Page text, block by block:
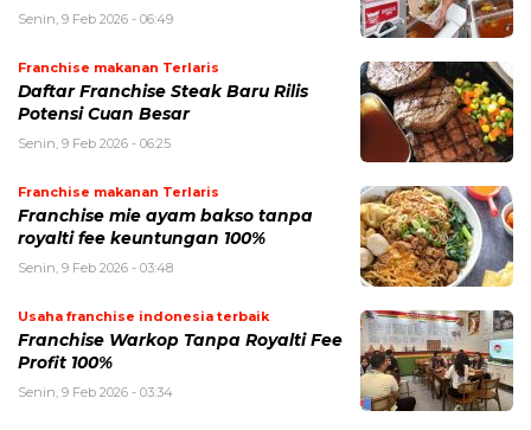
Senin, 9 Feb 2026 - 06:49
Franchise makanan Terlaris
Daftar Franchise Steak Baru Rilis
Potensi Cuan Besar
Senin, 9 Feb 2026 - 06:25
Franchise makanan Terlaris
Franchise mie ayam bakso tanpa
royalti fee keuntungan 100%
Senin, 9 Feb 2026 - 03:48
Usaha franchise indonesia terbaik
Franchise Warkop Tanpa Royalti Fee
Profit 100%
Senin, 9 Feb 2026 - 03:34